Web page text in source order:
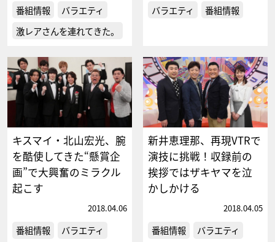
番組情報
バラエティ
激レアさんを連れてきた。
バラエティ 番組情報
キスマイ・北山宏光、腕
を酷使してきた“懸賞企
画”で大興奮のミラクル
起こす
2018.04.06
番組情報 バラエティ
新井恵理那、再現VTRで
演技に挑戦！収録前の
挨拶ではザキヤマを泣
かしかける
2018.04.05
番組情報 バラエティ